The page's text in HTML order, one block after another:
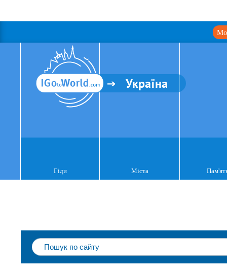
Україна
Гіди Міста